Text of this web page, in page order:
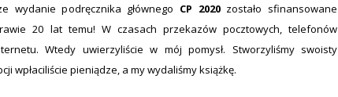
wydanie podręcznika głównego CP 2020zostało sfinansowane
20 lat temu! W czasach przekazów pocztowych, telefonów
Wtedy uwierzyliście w mój pomysł. Stworzyliśmy swoisty
wpłaciliście pieniądze, a my wydaliśmy książkę.